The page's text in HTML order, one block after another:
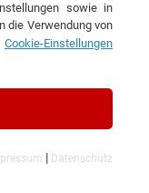
Das
sowie in
die Verwendung von
Cookie-Einstellungen
| Datenschutz